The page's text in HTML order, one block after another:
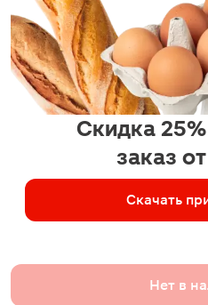
Скидка
заказ
Скачать
Нет в